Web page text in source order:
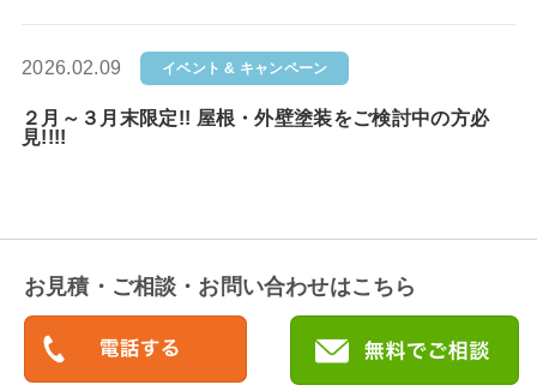
2026.02.09 イベント & キャンペーン
２月～３月末限定!! 屋根・外壁塗装をご検討中の方必
見!!!!
お見積・ご相談・お問い合わせはこちら